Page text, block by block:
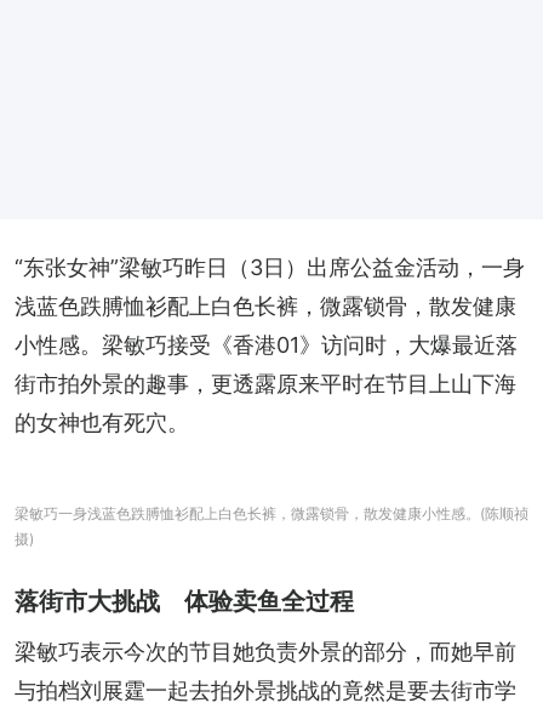
“东张女神”梁敏巧昨日（3日）出席公益金活动，一身
浅蓝色跌膊恤衫配上白色长裤，微露锁骨，散发健康
小性感。梁敏巧接受《香港01》访问时，大爆最近落
街市拍外景的趣事，更透露原来平时在节目上山下海
的女神也有死穴。
梁敏巧一身浅蓝色跌膊恤衫配上白色长裤，微露锁骨，散发健康小性感。(陈顺祯
摄)
落街市大挑战 体验卖鱼全过程
梁敏巧表示今次的节目她负责外景的部分，而她早前
与拍档刘展霆一起去拍外景挑战的竟然是要去街市学